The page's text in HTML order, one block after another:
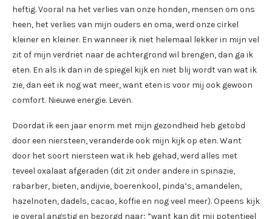
heftig. Vooral na het verlies van onze honden, mensen om ons
heen, het verlies van mijn ouders en oma, werd onze cirkel
kleiner en kleiner. En wanneer ik niet helemaal lekker in mijn vel
zit of mijn verdriet naar de achtergrond wil brengen, dan ga ik
eten. En als ik dan in de spiegel kijk en niet blij wordt van wat ik
zie, dan eet ik nog wat meer, want eten is voor mij ook gewoon
comfort. Nieuwe energie. Leven.
Doordat ik een jaar enorm met mijn gezondheid heb getobd
door een niersteen, veranderde ook mijn kijk op eten. Want
door het soort niersteen wat ik heb gehad, werd alles met
teveel oxalaat afgeraden (dit zit onder andere in spinazie,
rabarber, bieten, andijvie, boerenkool, pinda’s, amandelen,
hazelnoten, dadels, cacao, koffie en nog veel meer). Opeens kijk
je overal angstig en bezorgd naar; ”want kan dit mij potentieel